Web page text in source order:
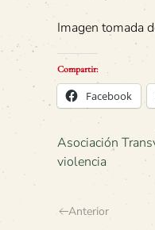
Imagen tomada
Compartir:
Facebook
Asociación
violencia
Anterior